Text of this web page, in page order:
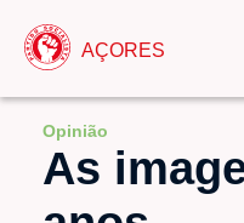
AÇORES
Opinião
As